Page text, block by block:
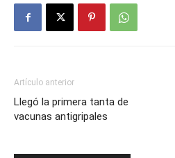
Artículo anterior
Llegó la primera tanta de
vacunas antigripales